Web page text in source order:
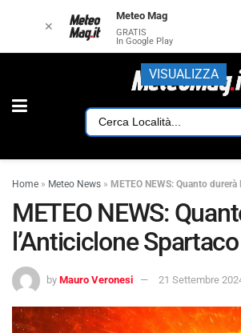
Home » Meteo News » METEO NEWS: Quanto
METEO NEWS:
l’Anticiclone Spartaco
by Mauro Veronesi 21 Settembre
✕
Meteo Mag
GRATIS
In Google Play
VISUALIZZA